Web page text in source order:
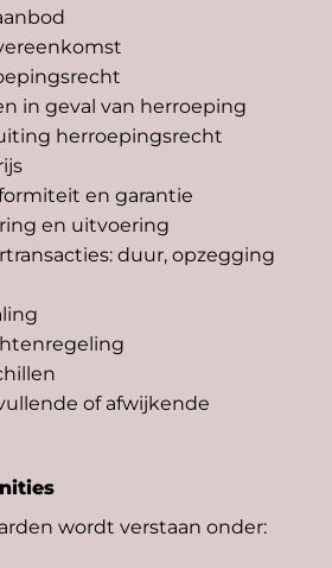
in geval van herroeping
herroepingsrecht
en garantie
en uitvoering
duur, opzegging
of afwijkende
wordt verstaan onder: